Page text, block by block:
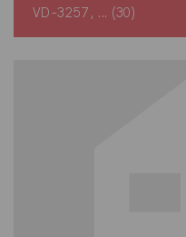
VD-3257, ... (30)